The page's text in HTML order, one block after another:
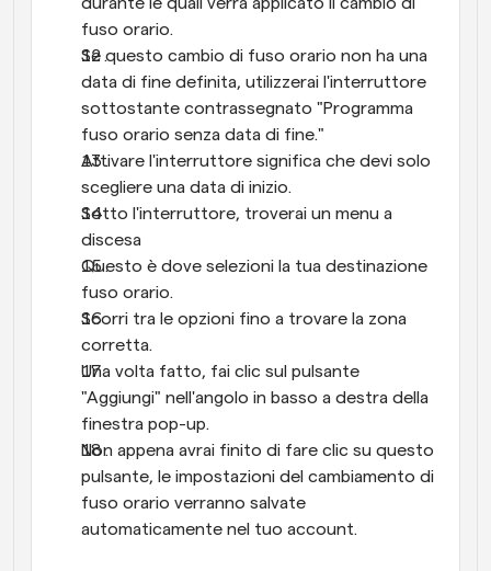
fuso orario.
Se questo cambio di fuso orario non ha una
data di fine definita, utilizzerai l'interruttore
sottostante contrassegnato "Programma
fuso orario senza data di fine."
Attivare l'interruttore significa che devi solo
scegliere una data di inizio.
Sotto l'interruttore, troverai un menu a
discesa
Questo è dove selezioni la tua destinazione
fuso orario.
Scorri tra le opzioni fino a trovare la zona
corretta.
Una volta fatto, fai clic sul pulsante
"Aggiungi" nell'angolo in basso a destra della
finestra pop-up.
Non appena avrai finito di fare clic su questo
pulsante, le impostazioni del cambiamento di
fuso orario verranno salvate
automaticamente nel tuo account.